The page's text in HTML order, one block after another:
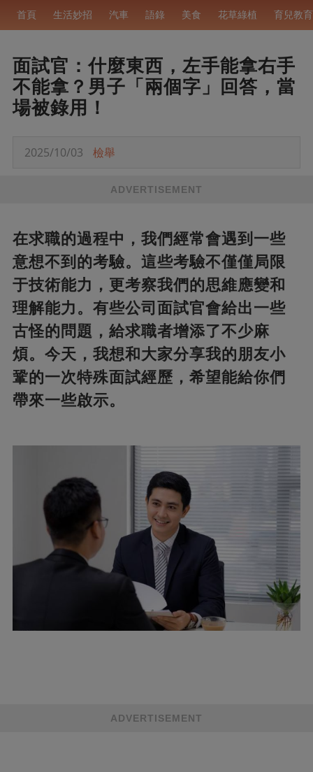
首頁 生活妙招 汽車 語錄 美食 花草綠植 育兒教育
面試官：什麼東西，左手能拿右手
不能拿？男子「兩個字」回答，當
場被錄用！
2025/10/03 檢舉
ADVERTISEMENT
在求職的過程中，我們經常會遇到一些
意想不到的考驗。這些考驗不僅僅局限
于技術能力，更考察我們的思維應變和
理解能力。有些公司面試官會給出一些
古怪的問題，給求職者增添了不少麻
煩。今天，我想和大家分享我的朋友小
鞏的一次特殊面試經歷，希望能給你們
帶來一些啟示。
ADVERTISEMENT